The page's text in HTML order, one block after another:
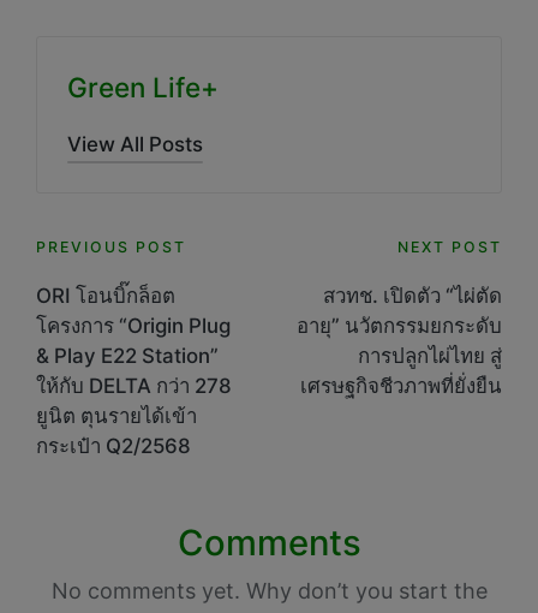
Green Life+
View All Posts
Post
navigation
PREVIOUS POST
ORI โอนบิ๊กล็อต
โครงการ “Origin Plug
& Play E22 Station”
ให้กับ DELTA กว่า 278
ยูนิต ตุนรายได้เข้า
กระเป๋า Q2/2568
NEXT POST
สวทช. เปิดตัว “ไผ่ตัด
อายุ” นวัตกรรมยกระดับ
การปลูกไผ่ไทย สู่
เศรษฐกิจชีวภาพที่ยั่งยืน
Comments
No comments yet. Why don’t you start the